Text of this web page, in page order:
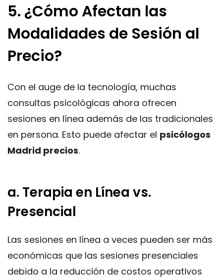
5. ¿Cómo Afectan las
Modalidades de Sesión al
Precio?
Con el auge de la tecnología, muchas
consultas psicológicas ahora ofrecen
sesiones en línea además de las tradicionales
en persona. Esto puede afectar el psicólogos
Madrid precios.
a. Terapia en Línea vs.
Presencial
Las sesiones en línea a veces pueden ser más
económicas que las sesiones presenciales
debido a la reducción de costos operativos